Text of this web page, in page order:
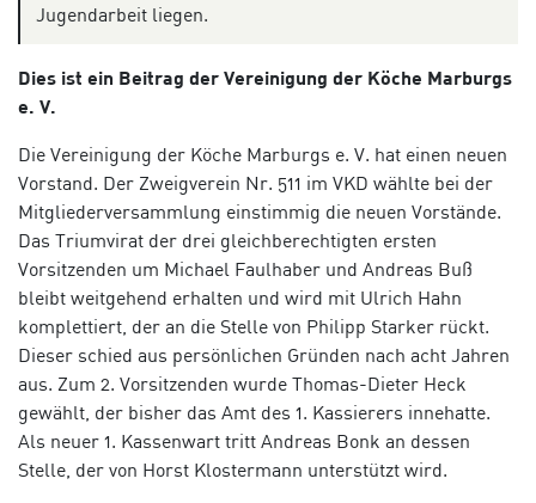
Jugendarbeit liegen.
Dies ist ein Beitrag der Vereinigung der Köche Marburgs
e. V.
Die Vereinigung der Köche Marburgs e. V. hat einen neuen
Vorstand. Der Zweigverein Nr. 511 im VKD wählte bei der
Mitgliederversammlung einstimmig die neuen Vorstände.
Das Triumvirat der drei gleichberechtigten ersten
Vorsitzenden um Michael Faulhaber und Andreas Buß
bleibt weitgehend erhalten und wird mit Ulrich Hahn
komplettiert, der an die Stelle von Philipp Starker rückt.
Dieser schied aus persönlichen Gründen nach acht Jahren
aus. Zum 2. Vorsitzenden wurde Thomas-Dieter Heck
gewählt, der bisher das Amt des 1. Kassierers innehatte.
Als neuer 1. Kassenwart tritt Andreas Bonk an dessen
Stelle, der von Horst Klostermann unterstützt wird.